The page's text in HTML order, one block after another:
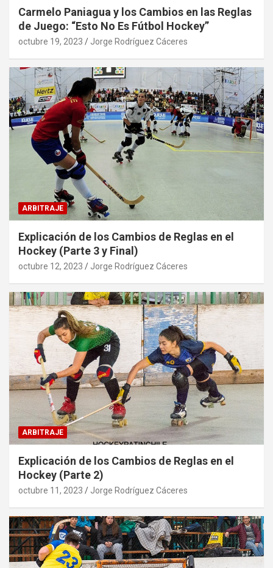
Carmelo Paniagua y los Cambios en las Reglas
de Juego: “Esto No Es Fútbol Hockey”
octubre 19, 2023 Jorge Rodríguez Cáceres
ARBITRAJE
Explicación de los Cambios de Reglas en el
Hockey (Parte 3 y Final)
octubre 12, 2023 Jorge Rodríguez Cáceres
ARBITRAJE
Explicación de los Cambios de Reglas en el
Hockey (Parte 2)
octubre 11, 2023 Jorge Rodríguez Cáceres